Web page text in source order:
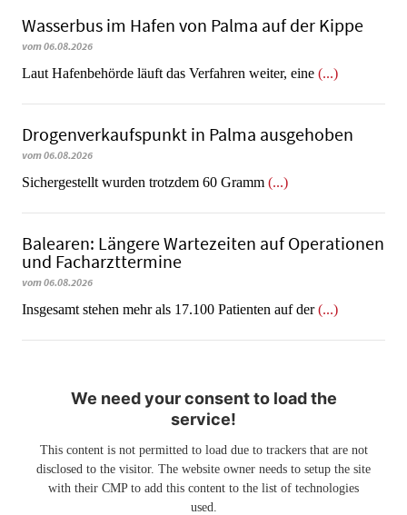
Wasserbus im Hafen von Palma auf der Kippe
vom 06.08.2026
Laut Hafenbehörde läuft das Verfahren weiter, eine (...)
Dro­gen­ver­kaufs­punkt in Palma ausgehoben
vom 06.08.2026
​​​​​​​Sichergestellt wurden trotzdem 60 Gramm (...)
Balearen: Längere Wartezeiten auf Operationen
und Facharzttermine
vom 06.08.2026
Insgesamt stehen mehr als 17.100 Patienten auf der(...)
We need your consent to load the
service!
This content is not permitted to load due to trackers that are not
disclosed to the visitor. The website owner needs to setup the site
with their CMP to add this content to the list of technologies
used.